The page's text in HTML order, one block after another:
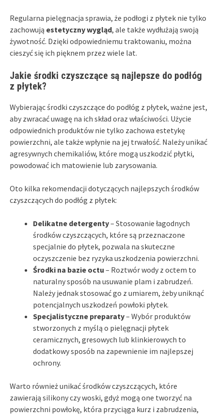
Regularna pielęgnacja sprawia, że podłogi z płytek nie tylko
zachowują estetyczny wygląd, ale także wydłużają swoją
żywotność. Dzięki odpowiedniemu traktowaniu, można
cieszyć się ich pięknem przez wiele lat.
Jakie środki czyszczące są najlepsze do podłóg
z płytek?
Wybierając środki czyszczące do podłóg z płytek, ważne jest,
aby zwracać uwagę na ich skład oraz właściwości. Użycie
odpowiednich produktów nie tylko zachowa estetykę
powierzchni, ale także wpłynie na jej trwałość. Należy unikać
agresywnych chemikaliów, które mogą uszkodzić płytki,
powodować ich matowienie lub zarysowania.
Oto kilka rekomendacji dotyczących najlepszych środków
czyszczących do podłóg z płytek:
Delikatne detergenty– Stosowanie łagodnych
środków czyszczących, które są przeznaczone
specjalnie do płytek, pozwala na skuteczne
oczyszczenie bez ryzyka uszkodzenia powierzchni.
Środki na bazie octu – Roztwór wody z octem to
naturalny sposób na usuwanie plam i zabrudzeń.
Należy jednak stosować go z umiarem, żeby uniknąć
potencjalnych uszkodzeń powłoki płytek.
Specjalistyczne preparaty– Wybór produktów
stworzonych z myślą o pielęgnacji płytek
ceramicznych, gresowych lub klinkierowych to
dodatkowy sposób na zapewnienie im najlepszej
ochrony.
Warto również unikać środków czyszczących, które
zawierają silikony czy woski, gdyż mogą one tworzyć na
powierzchni powłokę, która przyciąga kurz i zabrudzenia,